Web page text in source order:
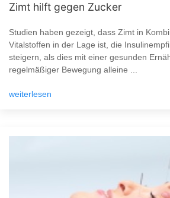
Zimt hilft gegen Zucker
Studien haben gezeigt, dass Zimt in
Vitalstoffen in der Lage ist, die
steigern, als dies mit einer gesunden
regelmäßiger Bewegung alleine ...
weiterlesen